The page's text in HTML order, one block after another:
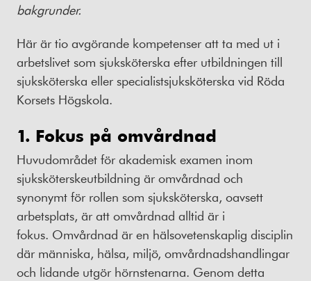
bakgrunder.
Här är tio avgörande kompetenser att ta med ut i
arbetslivet som sjuksköterska efter utbildningen till
sjuksköterska eller specialistsjuksköterska vid Röda
Korsets Högskola.
1. Fokus på omvårdnad
Huvudområdet för akademisk examen inom
sjuksköterskeutbildning är omvårdnad och
synonymt för rollen som sjuksköterska, oavsett
arbetsplats, är att omvårdnad alltid är i
fokus. Omvårdnad är en hälsovetenskaplig disciplin
där människa, hälsa, miljö, omvårdnadshandlingar
och lidande utgör hörnstenarna. Genom detta